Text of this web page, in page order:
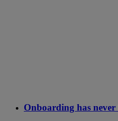
Onboarding has never